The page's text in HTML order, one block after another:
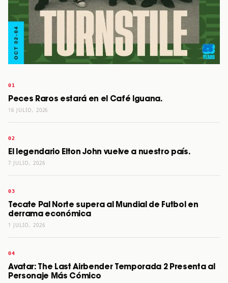
Peces Raros estará en el Café Iguana.
16 JULIO, 2026
El legendario Elton John vuelve a nuestro país.
7 JULIO, 2026
Tecate Pal Norte supera al Mundial de Futbol en
derrama económica
1 JULIO, 2026
Avatar: The Last Airbender Temporada 2 Presenta al
Personaje Más Cómico